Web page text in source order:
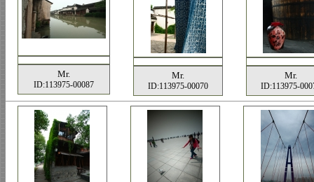
Mr.
ID:113975-00087
Mr.
ID:113975-00070
Mr.
ID:113975-